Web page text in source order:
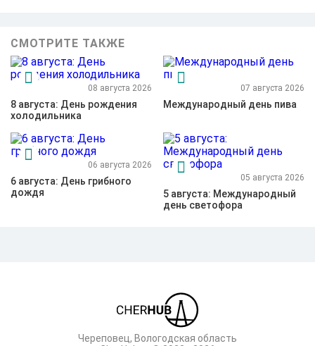
СМОТРИТЕ ТАКЖЕ
08 августа 2026
8 августа: День рождения
холодильника
07 августа 2026
Международный день пива
06 августа 2026
6 августа: День грибного
дождя
05 августа 2026
5 августа: Международный
день светофора
Череповец, Вологодская область